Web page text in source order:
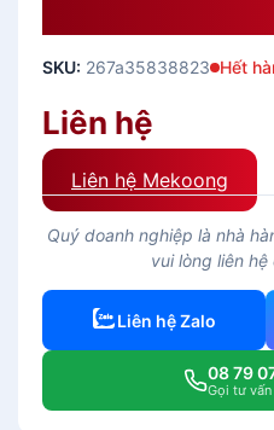
SKU: 267a35838823 Hết
Liên hệ
Liên hệ Mekoong
Quý doanh nghiệp là nhà
vui lòng liên
Liên hệ Zalo
08 79
Gọi tư